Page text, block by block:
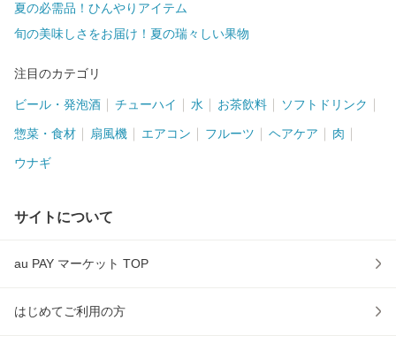
夏の必需品！ひんやりアイテム
旬の美味しさをお届け！夏の瑞々しい果物
注目のカテゴリ
ビール・発泡酒 チューハイ 水 お茶飲料 ソフトドリンク
惣菜・食材 扇風機 エアコン フルーツ ヘアケア 肉
ウナギ
サイトについて
au PAY マーケット TOP
はじめてご利用の方